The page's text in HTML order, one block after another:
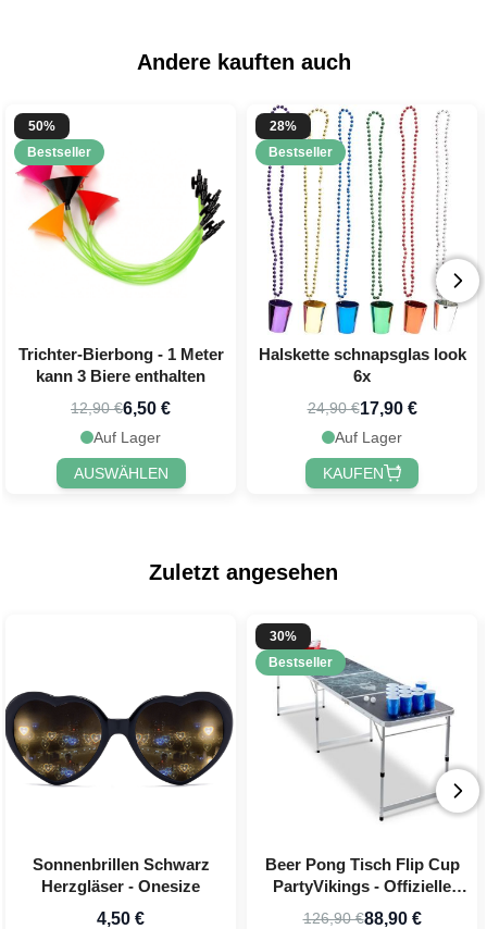
Andere kauften auch
50%
Bestseller
Trichter-Bierbong - 1 Meter
kann 3 Biere enthalten
12,90 €6,50 €
Auf Lager
AUSWÄHLEN
28%
Bestseller
Halskette schnapsglas look
6x
24,90 €17,90 €
Auf Lager
KAUFEN
Zuletzt angesehen
Sonnenbrillen Schwarz
Herzgläser - Onesize
4,50 €
30%
Bestseller
Beer Pong Tisch Flip Cup
PartyVikings - Offizielle
Maße
126,90 €88,90 €